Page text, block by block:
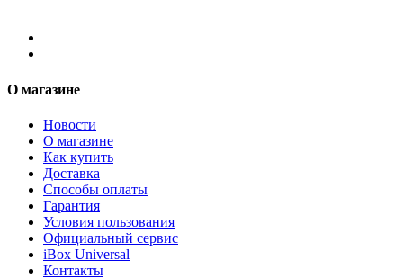
О магазине
Новости
О магазине
Как купить
Доставка
Способы оплаты
Гарантия
Условия пользования
Официальный сервис
iBox Universal
Контакты